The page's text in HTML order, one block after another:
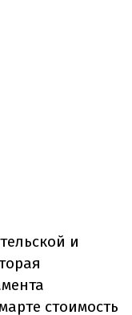
и
стоимость